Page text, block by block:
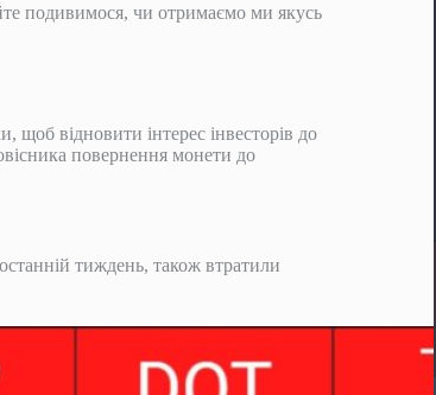
подивимося, чи отримаємо ми якусь
щоб відновити інтерес інвесторів до
повернення монети до
тиждень, також втратили